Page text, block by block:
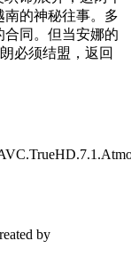
的神秘往事。多
同。但当安娜的
必须结盟，返回
by